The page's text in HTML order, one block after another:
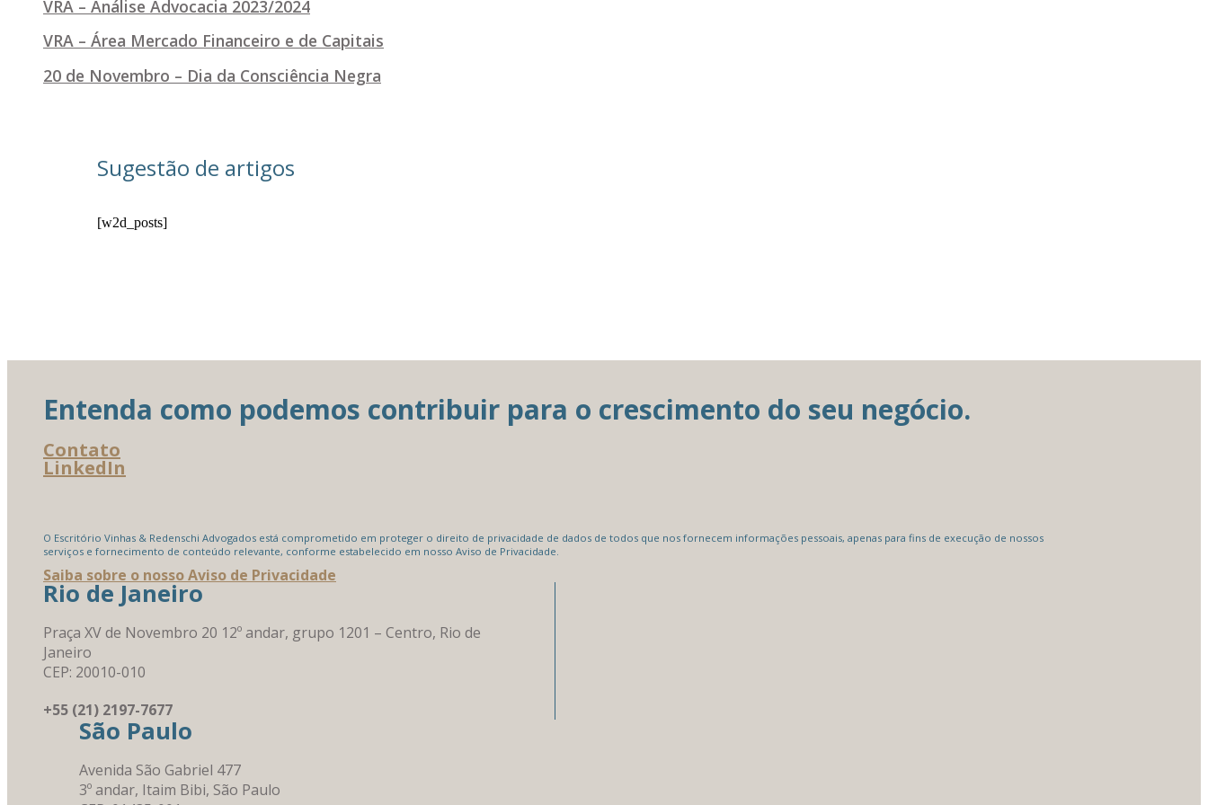
VRA – Análise Advocacia 2023/2024
VRA – Área Mercado Financeiro e de Capitais
20 de Novembro – Dia da Consciência Negra
Sugestão de artigos
[w2d_posts]
Entenda como podemos contribuir para o crescimento do seu negócio.
Contato
LinkedIn
O Escritório Vinhas & Redenschi Advogados está comprometido em proteger o direito de privacidade de dados de todos que nos fornecem informações pessoais, apenas para fins de execução de nossos
serviços e fornecimento de conteúdo relevante, conforme estabelecido em nosso Aviso de Privacidade.
Saiba sobre o nosso Aviso de Privacidade
Rio de Janeiro
Praça XV de Novembro 20 12º andar, grupo 1201 – Centro, Rio de
Janeiro
CEP: 20010-010
+55 (21) 2197-7677
São Paulo
Avenida São Gabriel 477
3º andar, Itaim Bibi, São Paulo